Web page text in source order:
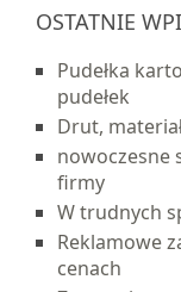
OSTATNIE
Pudełka
pudełek
Drut,
nowoczesne
firmy
W trudnych
Reklamowe
cenach